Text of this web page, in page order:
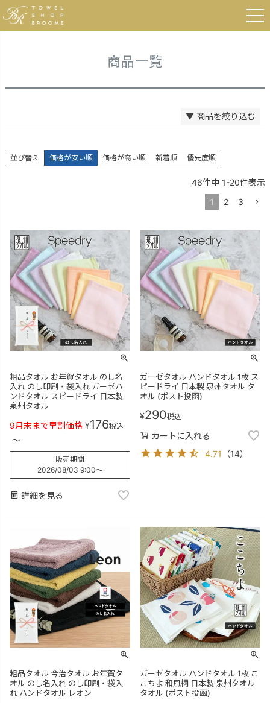
HOME 商品一覧
商品一覧
▼ 商品を絞り込む
価格が安い順
価格が高い順
キーワードヒット順
検索
並び替え 価格が安い順 価格が高い順 新着順 優先度順
46件中 1-20件表示
1
2 3
粗品タオル お年賀タオル のし名
入れ のし印刷・袋入れ ガーゼハ
ンドタオル スピードライ 日本製
泉州タオル
9月末まで早割価格 ¥176税込
〜
販売期間
2026/08/03 9:00〜
詳細を見る
ガーゼタオル ハンドタオル 1枚 ス
ピードライ 日本製 泉州タオル タ
オル (ポスト投函)
¥290税込
カートに入れる
4.71
（14）
粗品タオル 今治タオル お年賀タ
オル のし名入れ のし印刷・袋入
れ ハンドタオル レオン
ガーゼタオル ハンドタオル 1枚 こ
こちよ 和風柄 日本製 泉州タオル
タオル (ポスト投函)